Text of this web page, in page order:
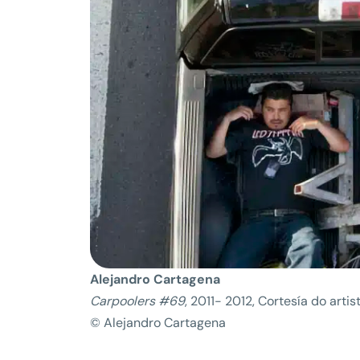
Alejandro Cartagena
Carpoolers #69, 2011- 2012, Cortesía do
© Alejandro Cartagena